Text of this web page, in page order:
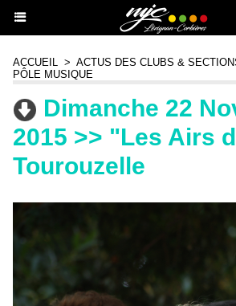
ACCUEIL > ACTUS DES CLUBS &
PÔLE MUSIQUE
Dimanche 22
2015 >> "Les Airs
Tourouzelle